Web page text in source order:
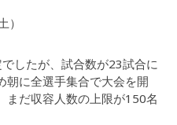
したが、試合数が23試合に
朝に全選手集合で大会を開
まだ収容人数の上限が150名